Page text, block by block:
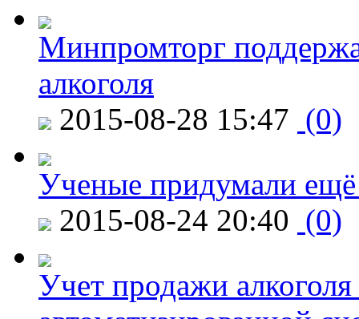
Минпромторг
алкоголя
2015-08-28 15:47 (0)
Ученые придумали ещё
2015-08-24 20:40 (0)
Учет продажи